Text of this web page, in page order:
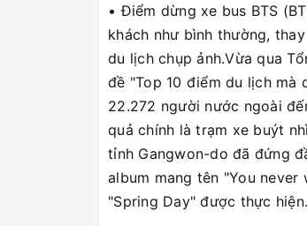
• Điểm dừng xe bus BTS
khách như bình thường,
du lịch chụp ảnh.Vừa qua
đề "Top 10 điểm du lịch mà
22.272 người nước ngoài
quả chính là trạm xe buýt
tỉnh Gangwon-do đã đứng
album mang tên "You
"Spring Day" được thực hiện.